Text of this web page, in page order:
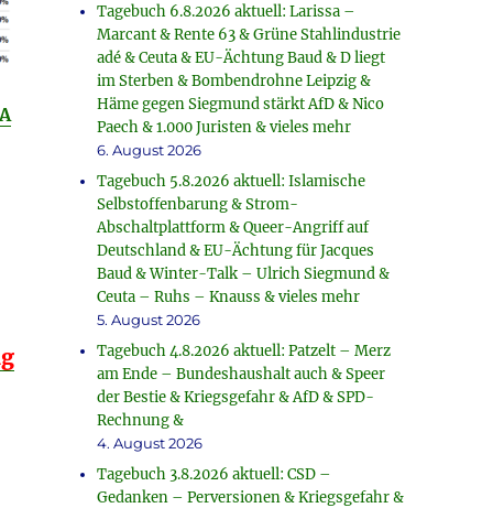
Tagebuch 6.8.2026 aktuell: Larissa –
Marcant & Rente 63 & Grüne Stahlindustrie
adé & Ceuta & EU-Ächtung Baud & D liegt
im Sterben & Bombendrohne Leipzig &
Häme gegen Siegmund stärkt AfD & Nico
Paech & 1.000 Juristen & vieles mehr
6. August 2026
Tagebuch 5.8.2026 aktuell: Islamische
Selbstoffenbarung & Strom-
Abschaltplattform & Queer-Angriff auf
Deutschland & EU-Ächtung für Jacques
Baud & Winter-Talk – Ulrich Siegmund &
Ceuta – Ruhs – Knauss & vieles mehr
5. August 2026
Tagebuch 4.8.2026 aktuell: Patzelt – Merz
am Ende – Bundeshaushalt auch & Speer
der Bestie & Kriegsgefahr & AfD & SPD-
Rechnung &
4. August 2026
Tagebuch 3.8.2026 aktuell: CSD –
Gedanken – Perversionen & Kriegsgefahr &